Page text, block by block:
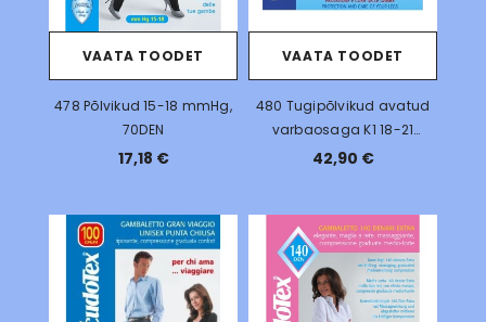
VAATA TOODET
478 Põlvikud 15-18 mmHg,
70DEN
17,18 €
VAATA TOODET
480 Tugipõlvikud avatud
varbaosaga K1 18-21
mmHg
42,90 €